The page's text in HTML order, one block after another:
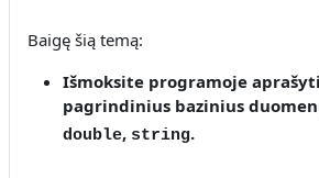
Baigę šią temą:
Išmoksite programoje
pagrindinius bazinius
double, string.